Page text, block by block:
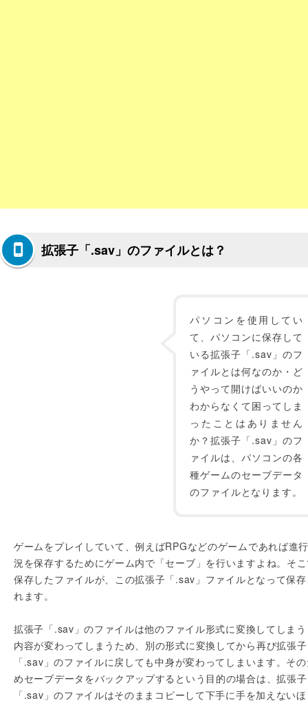
拡張子「.sav」のファイルとは？
パソコンを使用してい
て、パソコンに保存して
いる拡張子「.sav」のフ
ァイルとは何なのか・ど
うやって開けばいいのか
わからなくて困ってしま
ったことはありません
か？拡張子「.sav」のフ
ァイルは、パソコンの各
種ゲームのセーブデータ
のファイルとなります。
ゲームをプレイしていて、例えばRPGなどのゲームであれば進
況を保存するためにゲーム内で「セーブ」を行いますよね。そ
保存したファイルが、この拡張子「.sav」ファイルとなって保
れます。
拡張子「.sav」のファイルは他のファイル形式に変換してしま
内容が変わってしまうため、別の形式に変換してから再び拡張子
「.sav」のファイルに戻しても中身が変わってしまいます。そ
めセーブデータをバックアップするという目的の場合は、拡張子
「.sav」のファイルはそのままコピーして下手に手を加えない